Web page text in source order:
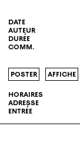
date
auteur
durée
comm.
poster affiche
horaires
adresse
entrée